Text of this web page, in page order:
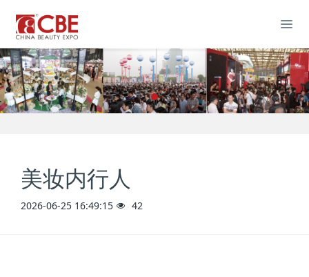
美妆内行人
2026-06-25 16:49:15 42